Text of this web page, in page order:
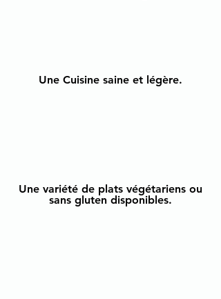
Une Cuisine saine et légère.
Une variété de plats végétariens ou
sans gluten disponibles.